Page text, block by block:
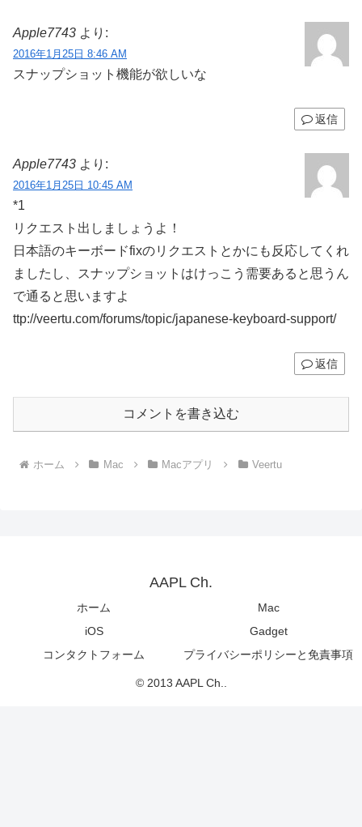
Apple7743 より:
2016年1月25日 8:46 AM
スナップショット機能が欲しいな
返信
Apple7743 より:
2016年1月25日 10:45 AM
*1
リクエスト出しましょうよ！
日本語のキーボードfixのリクエストとかにも反応してくれ
ましたし、スナップショットはけっこう需要あると思うん
で通ると思いますよ
ttp://veertu.com/forums/topic/japanese-keyboard-support/
返信
コメントを書き込む
ホーム Mac Macアプリ Veertu
AAPL Ch.
ホーム
Mac
iOS
Gadget
コンタクトフォーム
プライバシーポリシーと免責事項
© 2013 AAPL Ch..